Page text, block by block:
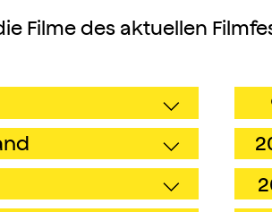
Filme des aktuellen